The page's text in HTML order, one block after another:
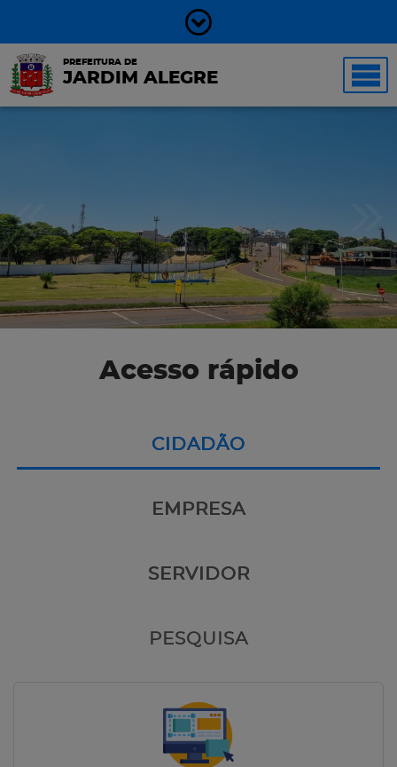
PREFEITURA DE
JARDIM ALEGRE
Acesso rápido
CIDADÃO
EMPRESA
SERVIDOR
PESQUISA